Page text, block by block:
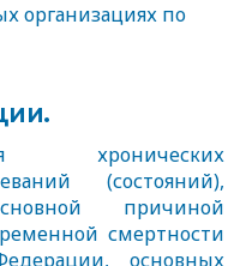
организациях по
хронических
(состояний),
причиной
смертности
основных